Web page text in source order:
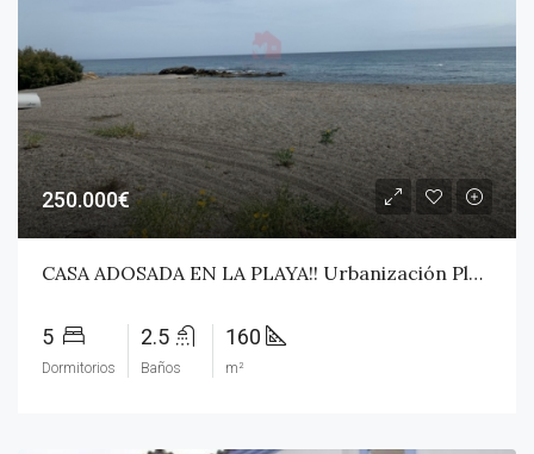
250.000€
CASA ADOSADA EN LA PLAYA!! Urbanización Playa Paraiso
5
Dormitorios
2.5
Baños
160
m²